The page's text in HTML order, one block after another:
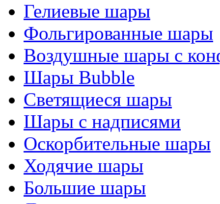
Гелиевые шары
Фольгированные шары
Воздушные шары с
Шары Bubble
Светящиеся шары
Шары с надписями
Оскорбительные шары
Ходячие шары
Большие шары